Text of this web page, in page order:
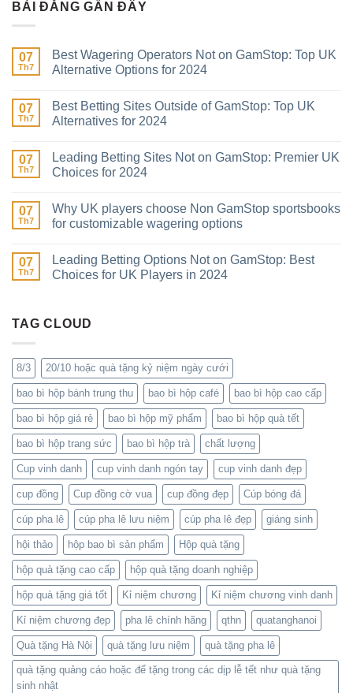
BÀI ĐĂNG GẦN ĐÂY
07
Th7
Best Wagering Operators Not on GamStop: Top UK
Alternative Options for 2024
07
Th7
Best Betting Sites Outside of GamStop: Top UK
Alternatives for 2024
07
Th7
Leading Betting Sites Not on GamStop: Premier UK
Choices for 2024
07
Th7
Why UK players choose Non GamStop sportsbooks
for customizable wagering options
07
Th7
Leading Betting Options Not on GamStop: Best
Choices for UK Players in 2024
TAG CLOUD
8/3 20/10 hoặc quà tặng kỷ niệm ngày cưới
bao bì hộp bánh trung thu bao bì hộp café bao bì hộp cao cấp
bao bì hộp giá rẻ bao bì hộp mỹ phẩm bao bì hộp quà tết
bao bì hộp trang sức bao bì hộp trà chất lượng
Cup vinh danh cup vinh danh ngón tay cup vinh danh đẹp
cup đồng Cup đồng cờ vua cup đồng đẹp Cúp bóng đá
cúp pha lê cúp pha lê lưu niệm cúp pha lê đẹp giáng sinh
hội thảo hộp bao bì sản phẩm Hộp quà tặng
hộp quà tặng cao cấp hộp quà tặng doanh nghiệp
hộp quà tặng giá tốt Kỉ niệm chương Kỉ niệm chương vinh danh
Kỉ niệm chương đẹp pha lê chính hãng qthn quatanghanoi
Quà tặng Hà Nội quà tặng lưu niệm quà tặng pha lê
quà tặng quảng cáo hoặc để tặng trong các dịp lễ tết như quà tặng
sinh nhật